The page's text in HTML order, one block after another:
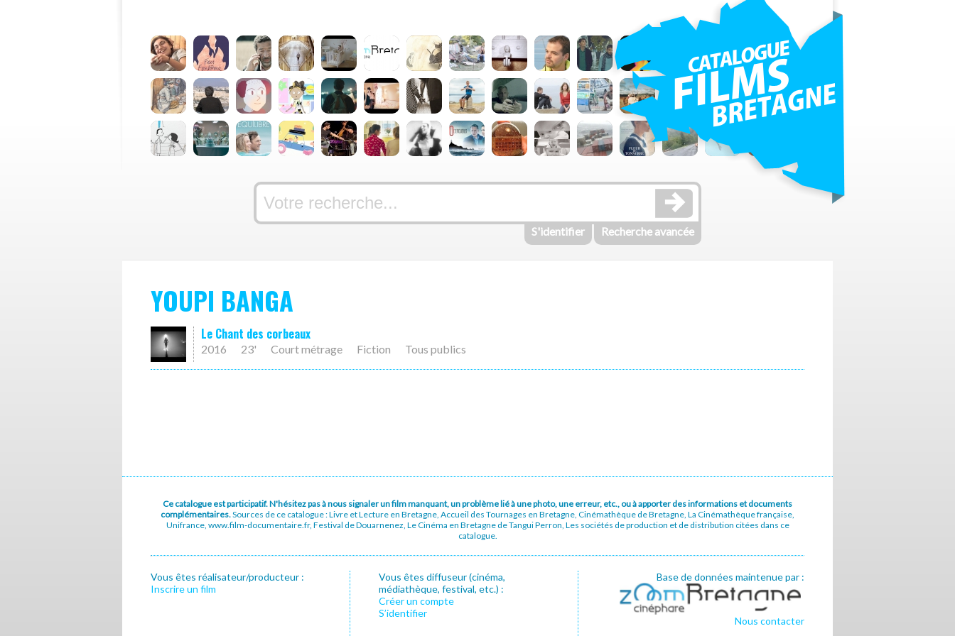
S'identifier Recherche avancée
YOUPI BANGA
Le Chant des corbeaux
2016 23' Court métrage Fiction Tous publics
Ce catalogue est participatif. N'hésitez pas à nous signaler un film manquant, un problème lié à une photo, une erreur, etc., ou à apporter des informations et documents
complémentaires.Sources de ce catalogue : Livre et Lecture en Bretagne, Accueil des Tournages en Bretagne, Cinémathèque de Bretagne, La Cinémathèque française,
Unifrance, www.film-documentaire.fr, Festival de Douarnenez, Le Cinéma en Bretagne de Tangui Perron, Les sociétés de production et de distribution citées dans ce
catalogue.
Vous êtes réalisateur/producteur :
Inscrire un film
Vous êtes diffuseur (cinéma,
médiathèque, festival, etc.) :
Créer un compte
S’identifier
Base de données maintenue par :
Nous contacter